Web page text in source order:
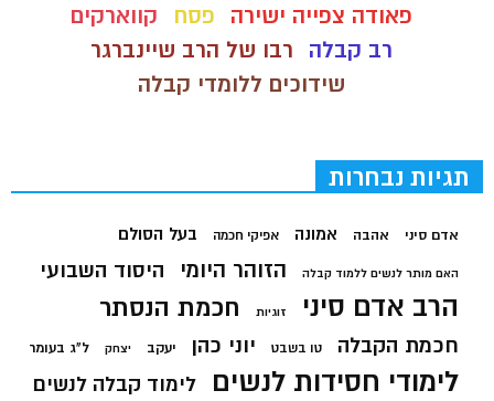
פאודה צפייה ישירה
פסח
קווארקים
רב קבלה
רבו של הרב שיינברגר
שידוכים ללומדי קבלה
תגיות נבחרות
אדם סיני אהבה אמונה אפיקי חכמה בעל הסולם
האם מותר לנשים ללמוד קבלה הזוהר היומי היסוד השבועי
הרב אדם סיני זוגיות חכמת הנסתר
חכמת הקבלה טו בשבט יוני כהן יעקב יצחק ל"ג בעומר
לימודי חסידות לנשים לימוד קבלה לנשים